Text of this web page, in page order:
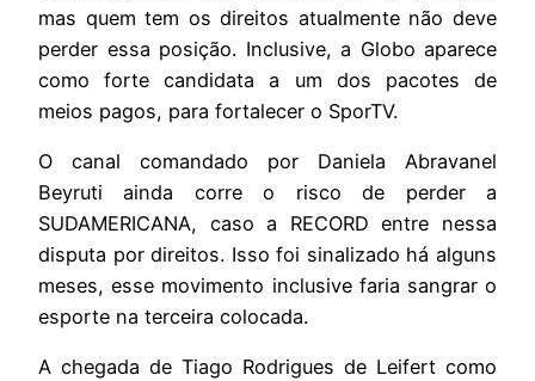
mas quem tem os direitos atualmente não deve
perder essa posição. Inclusive, a Globo aparece
como forte candidata a um dos pacotes de
meios pagos, para fortalecer o SporTV.
O canal comandado por Daniela Abravanel
Beyruti ainda corre o risco de perder a
SUDAMERICANA, caso a RECORD entre nessa
disputa por direitos. Isso foi sinalizado há alguns
meses, esse movimento inclusive faria sangrar o
esporte na terceira colocada.
A chegada de Tiago Rodrigues de Leifert como